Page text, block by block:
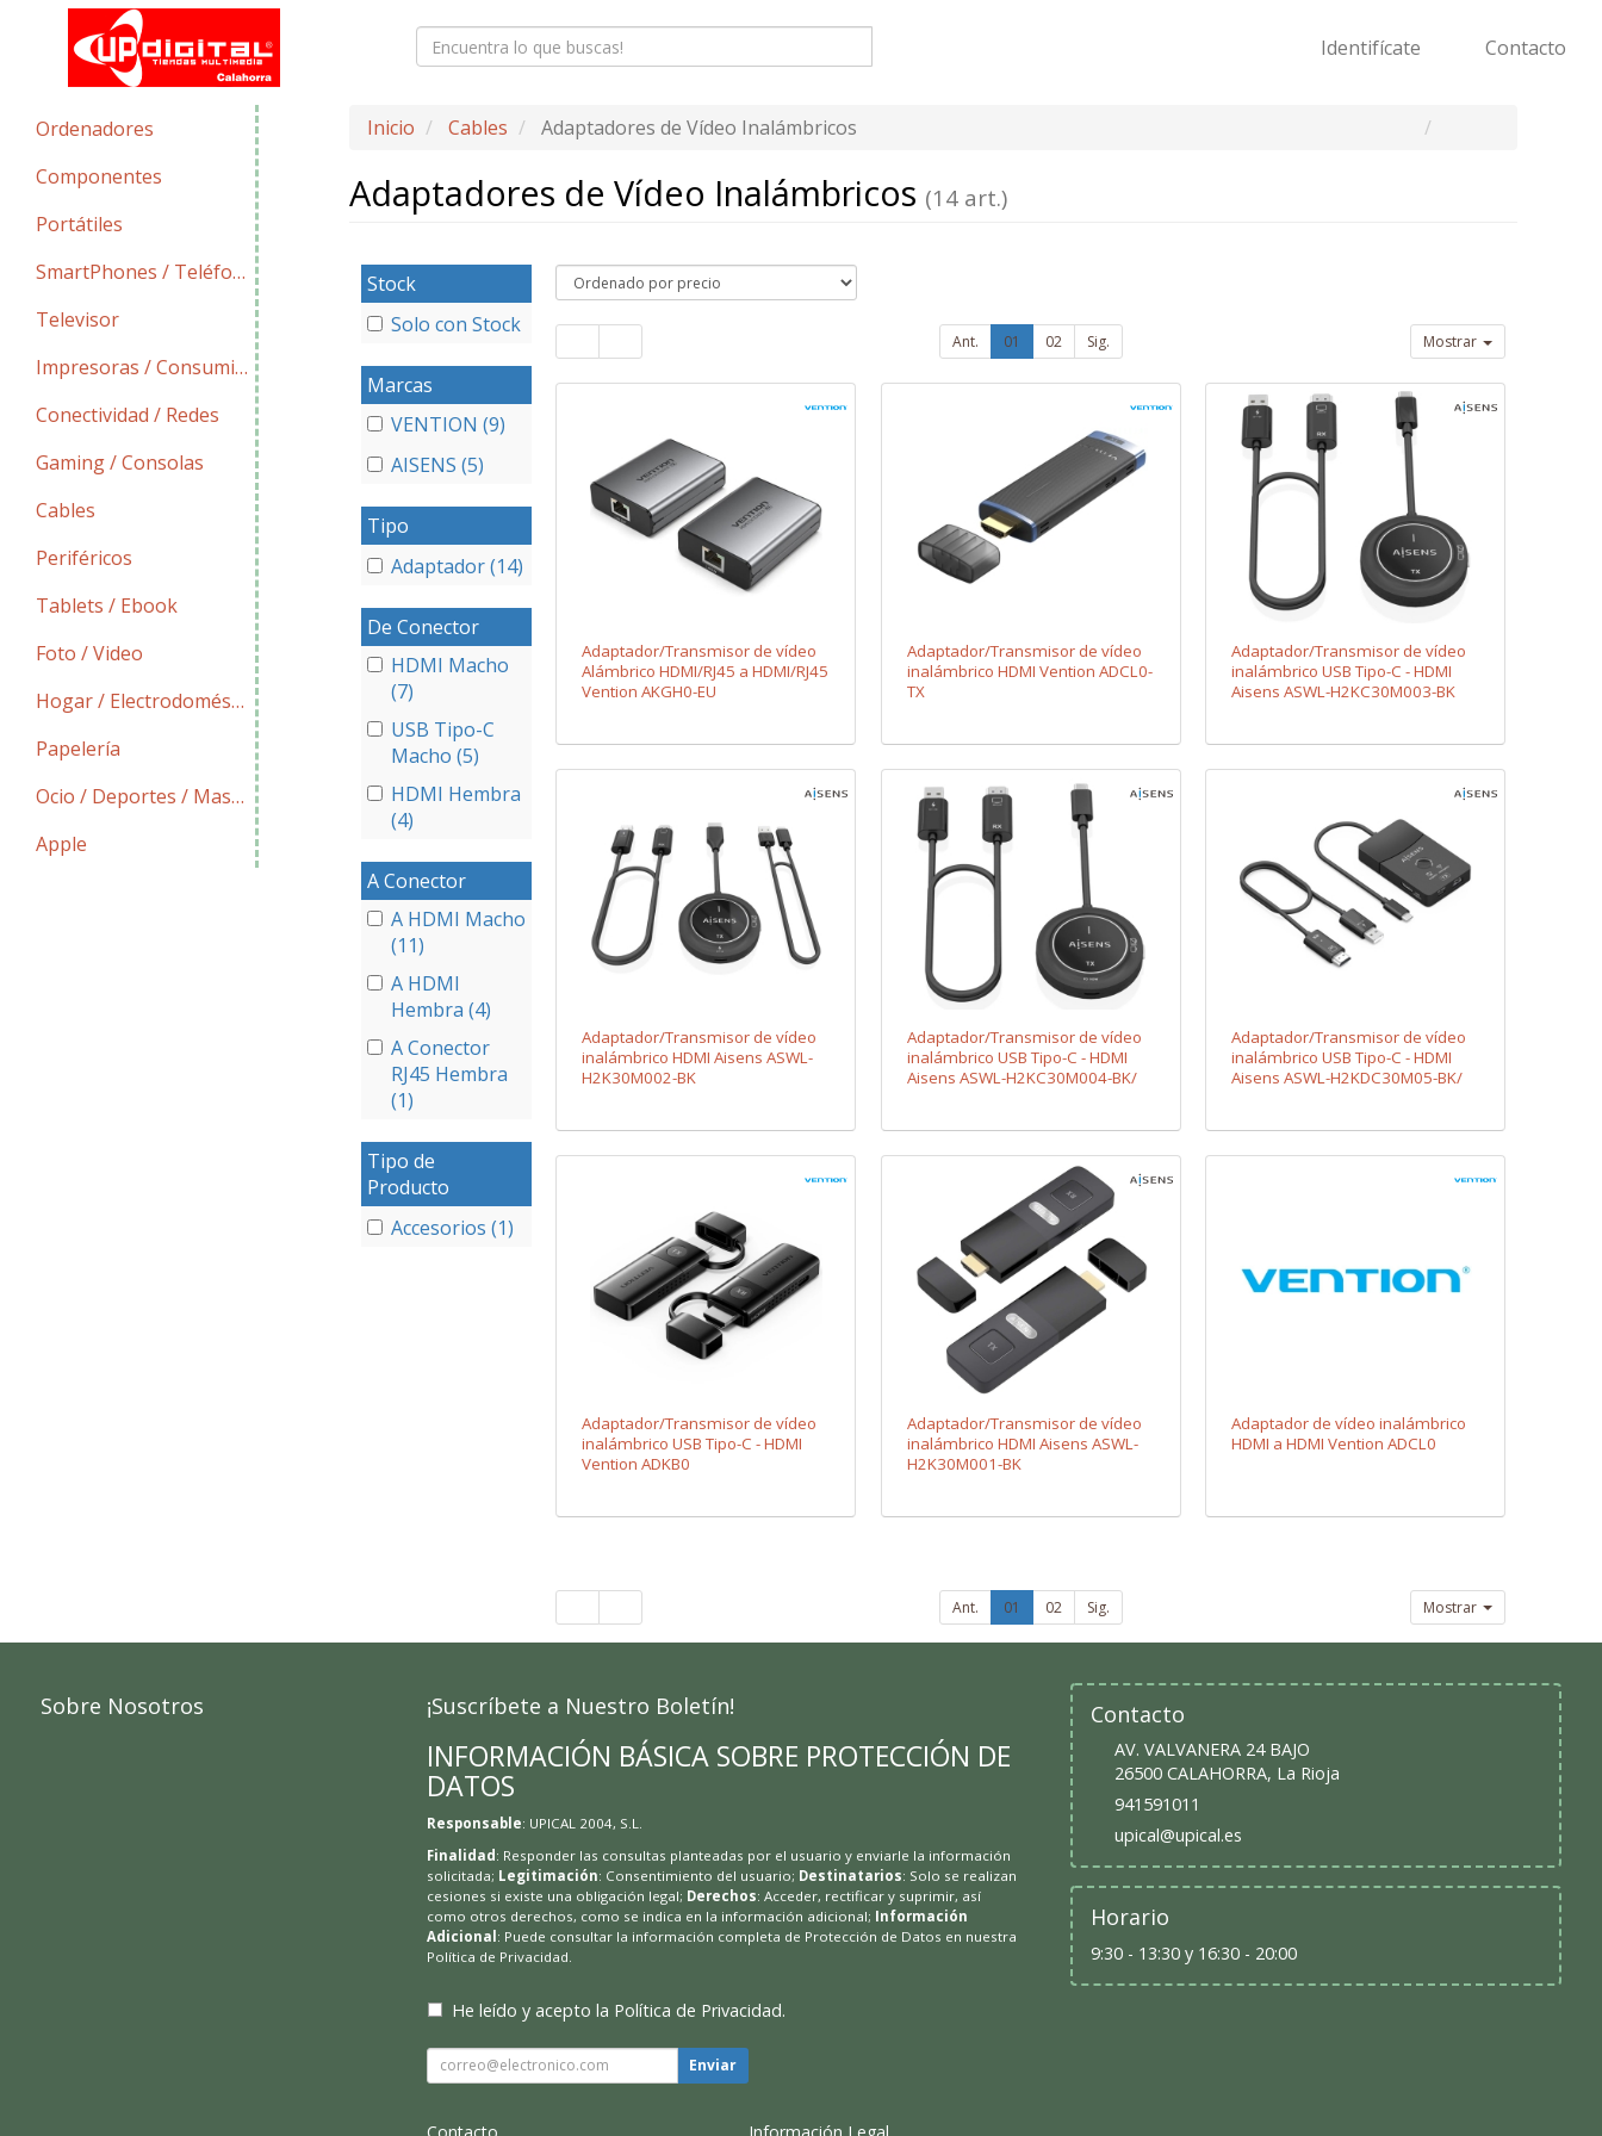
Identifícate Contacto
Ordenadores
Componentes
Portátiles
SmartPhones / Teléfonos
Televisor
Impresoras / Consumibles
Conectividad / Redes
Gaming / Consolas
Cables
Periféricos
Tablets / Ebook
Foto / Video
Hogar / Electrodomésticos
Papelería
Ocio / Deportes / Mascotas
Apple
Inicio Cables Adaptadores de Vídeo Inalámbricos
Adaptadores de Vídeo Inalámbricos (14 art.)
Stock
Solo con Stock
Marcas
VENTION (9)
AISENS (5)
Tipo
Adaptador (14)
De Conector
HDMI Macho
(7)
USB Tipo-C
Macho (5)
HDMI Hembra
(4)
A Conector
A HDMI Macho
(11)
A HDMI
Hembra (4)
A Conector
RJ45 Hembra
(1)
Tipo de
Producto
Accesorios (1)
Ant. 01 02 Sig. Mostrar
Adaptador/Transmisor de vídeo
Alámbrico HDMI/RJ45 a HDMI/RJ45
Vention AKGH0-EU
Adaptador/Transmisor de vídeo
inalámbrico HDMI Vention ADCL0-
TX
Adaptador/Transmisor de vídeo
inalámbrico USB Tipo-C - HDMI
Aisens ASWL-H2KC30M003-BK
Adaptador/Transmisor de vídeo
inalámbrico HDMI Aisens ASWL-
H2K30M002-BK
Adaptador/Transmisor de vídeo
inalámbrico USB Tipo-C - HDMI
Aisens ASWL-H2KC30M004-BK/
Adaptador/Transmisor de vídeo
inalámbrico USB Tipo-C - HDMI
Aisens ASWL-H2KDC30M05-BK/
Adaptador/Transmisor de vídeo
inalámbrico USB Tipo-C - HDMI
Vention ADKB0
Adaptador/Transmisor de vídeo
inalámbrico HDMI Aisens ASWL-
H2K30M001-BK
Adaptador de vídeo inalámbrico
HDMI a HDMI Vention ADCL0
Ant. 01 02 Sig. Mostrar
Sobre Nosotros ¡Suscríbete a Nuestro Boletín!
INFORMACIÓN BÁSICA SOBRE PROTECCIÓN DE
DATOS
Responsable: UPICAL 2004, S.L.
Finalidad: Responder las consultas planteadas por el usuario y enviarle la información
solicitada; Legitimación: Consentimiento del usuario; Destinatarios: Solo se realizan
cesiones si existe una obligación legal; Derechos: Acceder, rectificar y suprimir, así
como otros derechos, como se indica en la información adicional; Información
Adicional: Puede consultar la información completa de Protección de Datos en nuestra
Política de Privacidad
He leído y acepto la Política de Privacidad.
Enviar
Contacto Información Legal
Contacto
AV. VALVANERA 24 BAJO
26500 CALAHORRA, La Rioja
941591011
upical@upical.es
Horario
9:30 - 13:30 y 16:30 - 20:00